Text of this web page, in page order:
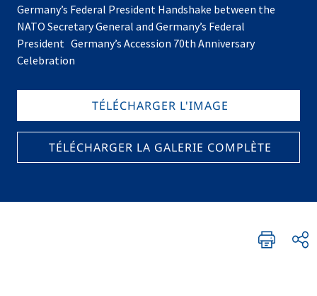
Germany’s Federal President Handshake between the
NATO Secretary General and Germany’s Federal
President Germany’s Accession 70th Anniversary
Celebration
TÉLÉCHARGER L'IMAGE
TÉLÉCHARGER LA GALERIE COMPLÈTE